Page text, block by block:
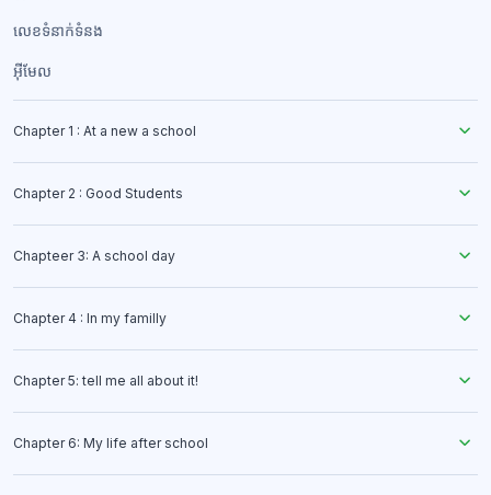
លេខទំនាក់ទំនង​
អ៊ីមែល
Chapter 1 : At a new a school
Chapter 2 : Good Students
Chapteer 3: A school day
Chapter 4 : In my familly
Chapter 5: tell me all about it!
Chapter 6: My life after school